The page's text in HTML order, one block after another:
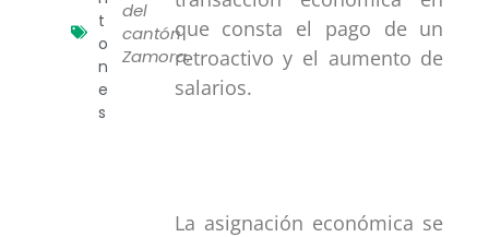
t
o
n
e
s
del
cantón
Zamora.
que consta el pago de un
retroactivo y el aumento de
salarios.
La asignación económica se